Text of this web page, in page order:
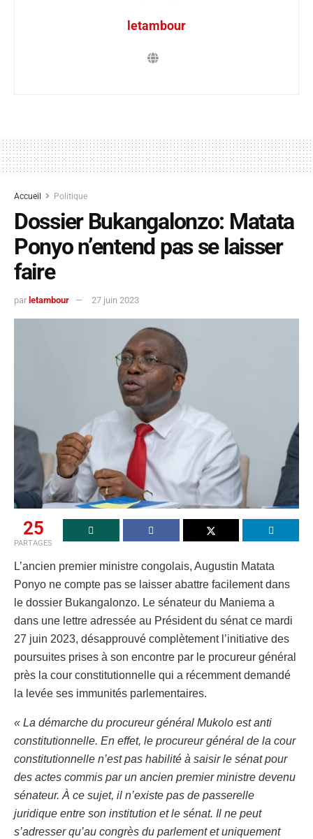
letambour
Accueil Politique
Dossier Bukangalonzo: Matata
Ponyo n’entend pas se laisser
faire
par letambour 27 juin 2023
25
PARTAGES
L’ancien premier ministre congolais, Augustin Matata
Ponyo ne compte pas se laisser abattre facilement dans
le dossier Bukangalonzo. Le sénateur du Maniema a
dans une lettre adressée au Président du sénat ce mardi
27 juin 2023, désapprouvé complètement l’initiative des
poursuites prises à son encontre par le procureur général
près la cour constitutionnelle qui a récemment demandé
la levée ses immunités parlementaires.
« La démarche du procureur général Mukolo est anti
constitutionnelle. En effet, le procureur général de la cour
constitutionnelle n’est pas habilité à saisir le sénat pour
des actes commis par un ancien premier ministre devenu
sénateur. À ce sujet, il n’existe pas de passerelle
juridique entre son institution et le sénat. Il ne peut
s’adresser qu’au congrès du parlement et uniquement